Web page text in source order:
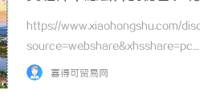
https://www.xiaohongshu.com/
喜得可贸易网